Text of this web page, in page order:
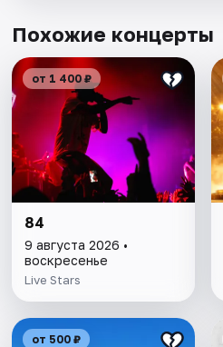
Похожие концерты
от 1 400 ₽
84
9 августа 2026 •
воскресенье
Live Stars
от 500 ₽